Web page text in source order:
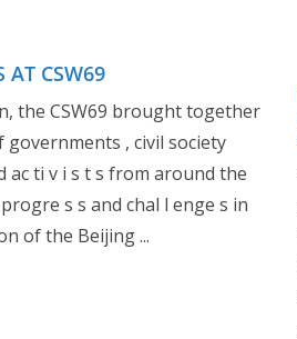
AT CSW69
the CSW69 brought together
, civil society
ac ti v i s t s from around the
s s and chal l enge s in
of the Beijing ...